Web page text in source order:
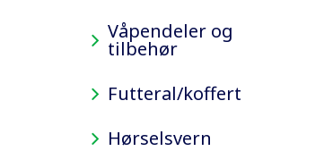
Våpendeler og
tilbehør
Futteral/koffert
Hørselsvern